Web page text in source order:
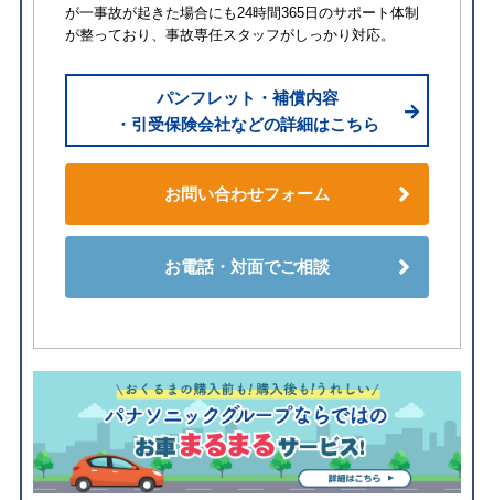
が一事故が起きた場合にも24時間365日のサポート体制
が整っており、事故専任スタッフがしっかり対応。
パンフレット・補償内容
・引受保険会社などの詳細はこちら
お問い合わせフォーム
お電話・対面でご相談